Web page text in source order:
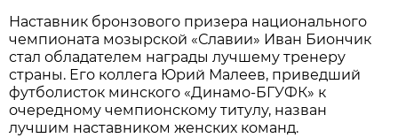
Наставник бронзового призера национального
чемпионата мозырской «Славии» Иван Биончик
стал обладателем награды лучшему тренеру
страны. Его коллега Юрий Малеев, приведший
футболисток минского «Динамо-БГУФК» к
очередному чемпионскому титулу, назван
лучшим наставником женских команд.